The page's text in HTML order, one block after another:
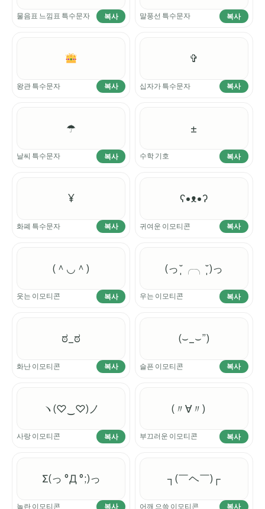
물음표 느낌표 특수문자 복사 말풍선 특수문자 복사
왕관 특수문자 복사
✞
십자가 특수문자 복사
☂
날씨 특수문자 복사
±
수학 기호 복사
¥
화폐 특수문자 복사
ʕ•ᴥ•ʔ
귀여운 이모티콘 복사
(＾◡＾)
웃는 이모티콘 복사
(っ˘̩╭╮˘̩)っ
우는 이모티콘 복사
ಠ_ಠ
화난 이모티콘 복사
(⌣_⌣”)
슬픈 이모티콘 복사
ヽ(♡‿♡)ノ
사랑 이모티콘 복사
(〃∀〃)ゞ
부끄러운 이모티콘 복사
Σ(っ °Д °;)っ
놀란 이모티콘 복사
┐(￣ヘ￣)┌
어깨 으쓱 이모티콘 복사